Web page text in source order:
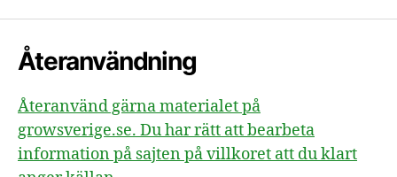
Återanvändning
Återanvänd gärna materialet på
growsverige.se. Du har rätt att bearbeta
information på sajten på villkoret att du klart